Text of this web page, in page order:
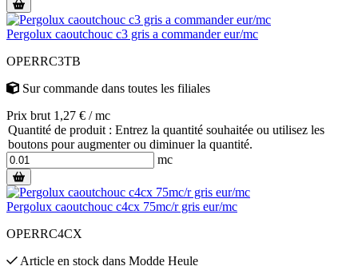
Pergolux caoutchouc c3 gris a commander eur/mc
OPERRC3TB
Sur commande dans toutes les filiales
Prix brut 1,27 € / mc
Quantité de produit : Entrez la quantité souhaitée ou utilisez les
boutons pour augmenter ou diminuer la quantité.
mc
Pergolux caoutchouc c4cx 75mc/r gris eur/mc
OPERRC4CX
Article en stock dans Modde Heule